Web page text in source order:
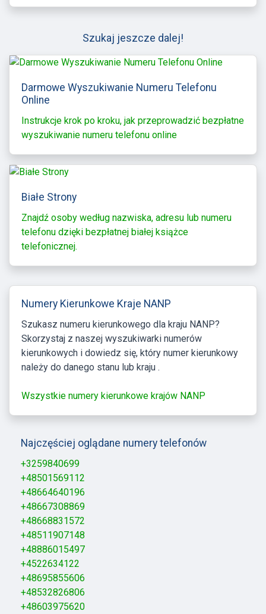
Szukaj jeszcze dalej!
Darmowe Wyszukiwanie Numeru Telefonu
Online
Instrukcje krok po kroku, jak przeprowadzić bezpłatne
wyszukiwanie numeru telefonu online
Białe Strony
Znajdź osoby według nazwiska, adresu lub numeru
telefonu dzięki bezpłatnej białej książce
telefonicznej.
Numery Kierunkowe Kraje NANP
Szukasz numeru kierunkowego dla kraju NANP?
Skorzystaj z naszej wyszukiwarki numerów
kierunkowych i dowiedz się, który numer kierunkowy
należy do danego stanu lub kraju .
Wszystkie numery kierunkowe krajów NANP
Najczęściej oglądane numery telefonów
+3259840699
+48501569112
+48664640196
+48667308869
+48668831572
+48511907148
+48886015497
+4522634122
+48695855606
+48532826806
+48603975620